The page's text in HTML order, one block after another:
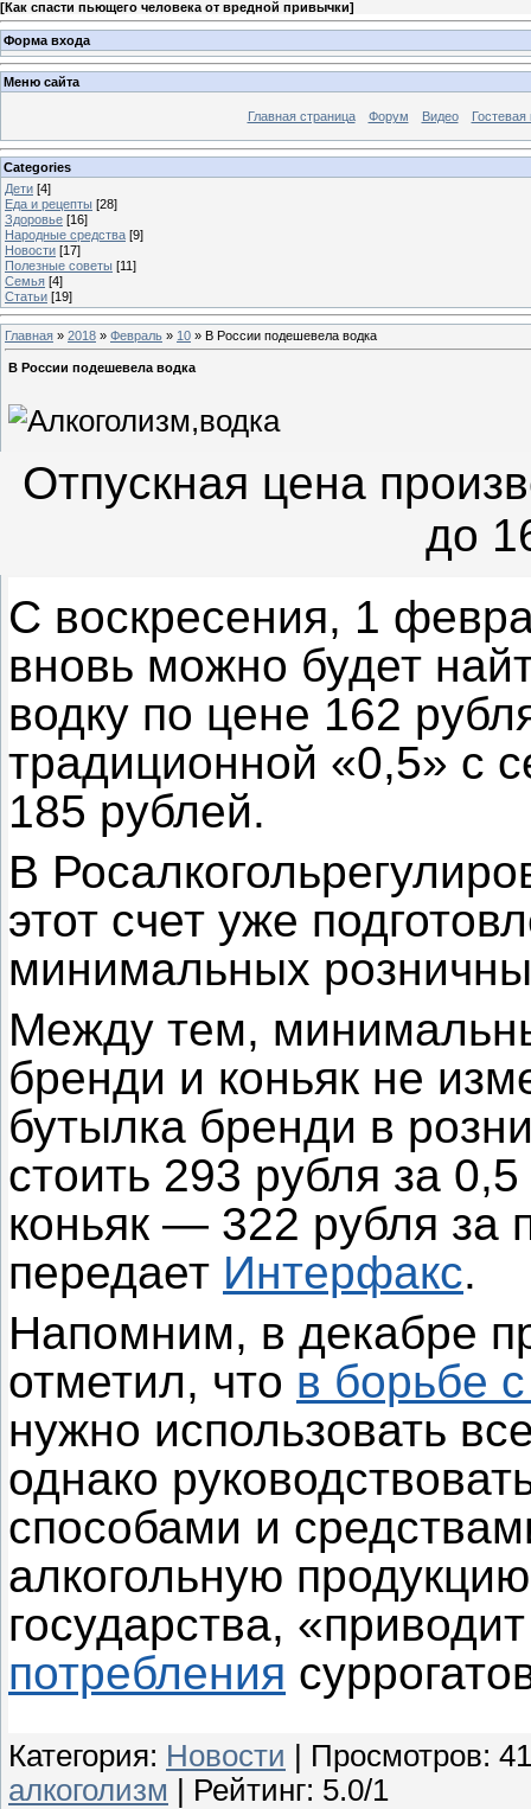
[Как спасти пьющего человека от вредной привычки]
Форма входа
Меню сайта
Главная страница Форум Видео Гостевая
Categories
Дети [4]
Еда и рецепты [28]
Здоровье [16]
Народные средства [9]
Новости [17]
Полезные советы [11]
Семья [4]
Статьи [19]
Главная » 2018 » Февраль » 10 » В России подешевела водка
В России подешевела водка
Отпускная цена
до
С воскресения, 1
вновь можно будет
водку по цене 162
традиционной «0,5» с
185 рублей.
В
этот счет уже
минимальных
Между тем,
бренди и коньяк не
бутылка бренди в
стоить 293 рубля за
коньяк — 322 рубля за
передает Интерфакс.
Напомним, в декабре
отметил, что в борьбе
нужно использовать
однако
способами и
алкогольную
государства,
потребления
Категория: Новости Просмотров:
алкоголизм
Рейтинг: 5.0/1